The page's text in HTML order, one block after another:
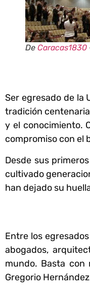
De Caracas1830
Ser egresado de la
tradición
y el conocimiento.
compromiso con el
Desde sus
cultivado
han dejado su
Entre los
abogados,
mundo. Basta con
Gregorio